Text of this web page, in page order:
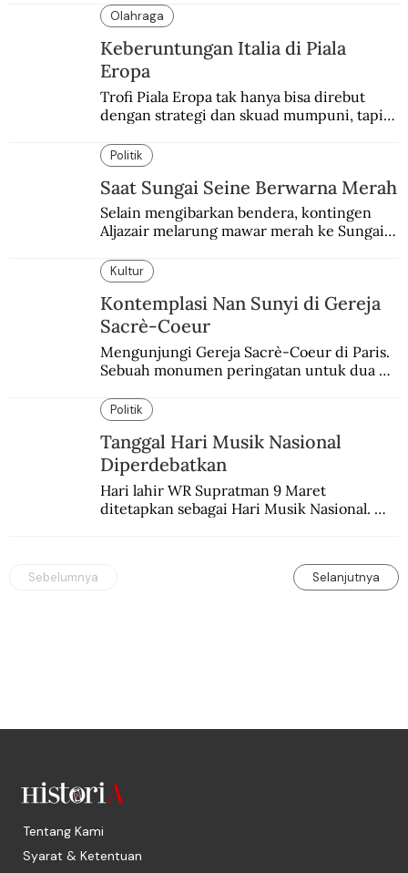
belum memadai.
Olahraga
Keberuntungan Italia di Piala
Eropa
Trofi Piala Eropa tak hanya bisa direbut
dengan strategi dan skuad mumpuni, tapi
mengalaminya.
Politik
Saat Sungai Seine Berwarna Merah
Selain mengibarkan bendera, kontingen
Aljazair melarung mawar merah ke Sungai
Kultur
Kontemplasi Nan Sunyi di Gereja
Sacrè-Coeur
Mengunjungi Gereja Sacrè-Coeur di Paris.
Sebuah monumen peringatan untuk dua
Prancis.
Politik
Tanggal Hari Musik Nasional
Diperdebatkan
Hari lahir WR Supratman 9 Maret
ditetapkan sebagai Hari Musik Nasional.
Sebelumnya Selanjutnya
Tentang Kami
Syarat & Ketentuan